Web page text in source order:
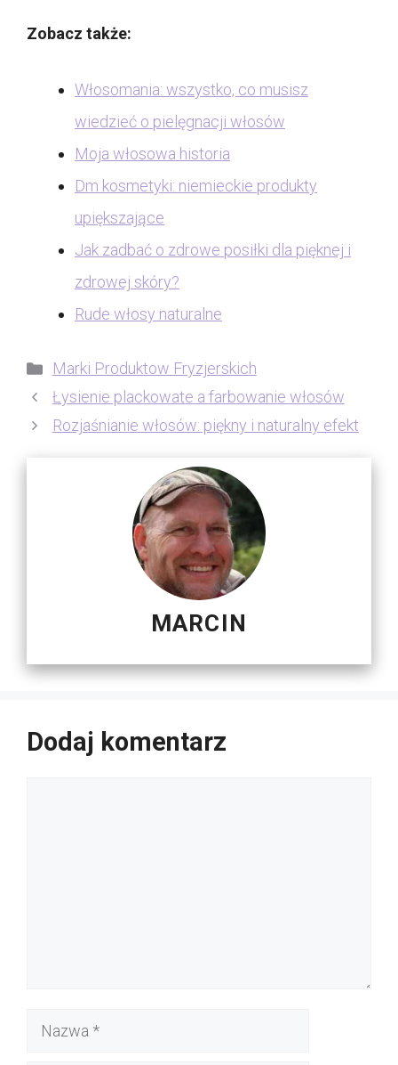
Zobacz także:
Włosomania: wszystko, co musisz
wiedzieć o pielęgnacji włosów
Moja włosowa historia
Dm kosmetyki: niemieckie produkty
upiększające
Jak zadbać o zdrowe posiłki dla pięknej i
zdrowej skóry?
Rude włosy naturalne
Kategorie
Marki Produktow Fryzjerskich
Łysienie plackowate a farbowanie włosów
Rozjaśnianie włosów: piękny i naturalny efekt
MARCIN
Dodaj komentarz
Nazwa